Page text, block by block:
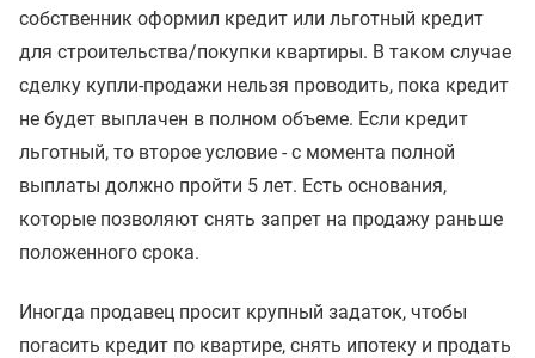
собственник оформил кредит или льготный кредит
для строительства/покупки квартиры. В таком случае
сделку купли-продажи нельзя проводить, пока кредит
не будет выплачен в полном объеме. Если кредит
льготный, то второе условие - с момента полной
выплаты должно пройти 5 лет. Есть основания,
которые позволяют снять запрет на продажу раньше
положенного срока.
Иногда продавец просит крупный задаток, чтобы
погасить кредит по квартире, снять ипотеку и продать